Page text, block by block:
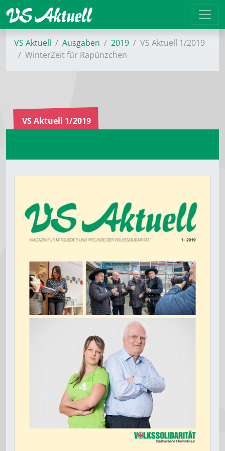
VS Aktuell Ausgaben 2019
VS Aktuell 1/2019
WinterZeit für Rapünzchen
VS Aktuell 1/2019